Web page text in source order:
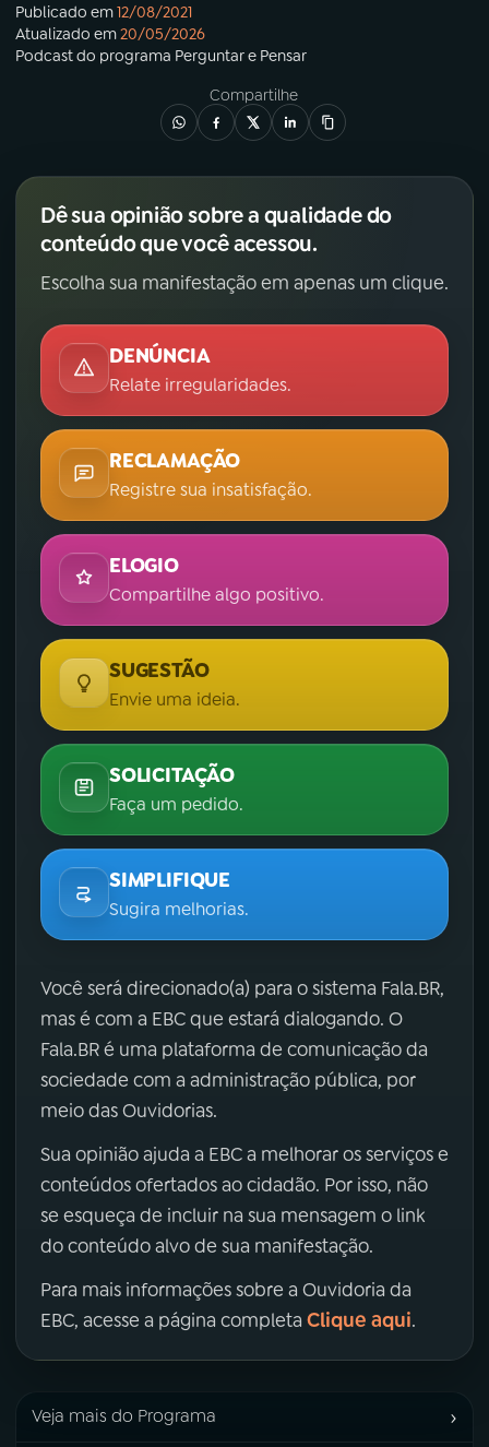
Publicado em12/08/2021
Atualizado em20/05/2026
Podcastdo programa Perguntar e Pensar
Compartilhe
Dê sua opinião sobre a qualidade do
conteúdo que você acessou.
Escolha sua manifestação em apenas um clique.
DENÚNCIA
Relate irregularidades.
RECLAMAÇÃO
Registre sua insatisfação.
ELOGIO
Compartilhe algo positivo.
SUGESTÃO
Envie uma ideia.
SOLICITAÇÃO
Faça um pedido.
SIMPLIFIQUE
Sugira melhorias.
Você será direcionado(a) para o sistema Fala.BR,
mas é com a EBC que estará dialogando. O
Fala.BR é uma plataforma de comunicação da
sociedade com a administração pública, por
meio das Ouvidorias.
Sua opinião ajuda a EBC a melhorar os serviços e
conteúdos ofertados ao cidadão. Por isso, não
se esqueça de incluir na sua mensagem o link
do conteúdo alvo de sua manifestação.
Para mais informações sobre a Ouvidoria da
EBC, acesse a página completa Clique aqui.
Veja mais do Programa ›